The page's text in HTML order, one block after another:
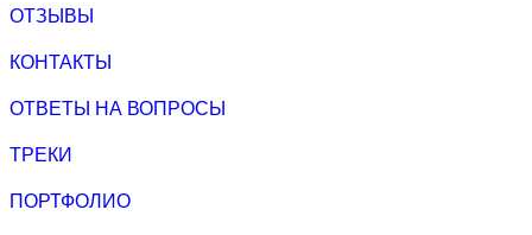
ОТЗЫВЫ
КОНТАКТЫ
ОТВЕТЫ НА ВОПРОСЫ
ТРЕКИ
ПОРТФОЛИО